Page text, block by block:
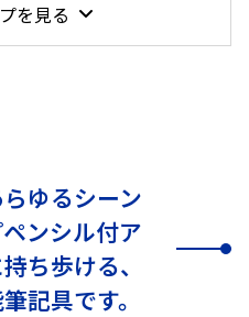
を見る
ゆるシーン
ンシル付ア
ち歩ける、
記具です。